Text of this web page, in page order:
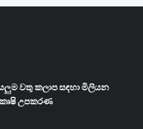
වතු කලාප සඳහා මිලියන
කෘෂි උපකරණ